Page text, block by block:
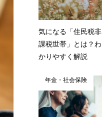
気になる「住民税非
課税世帯」とは？わ
かりやすく解説
年金・社会保険